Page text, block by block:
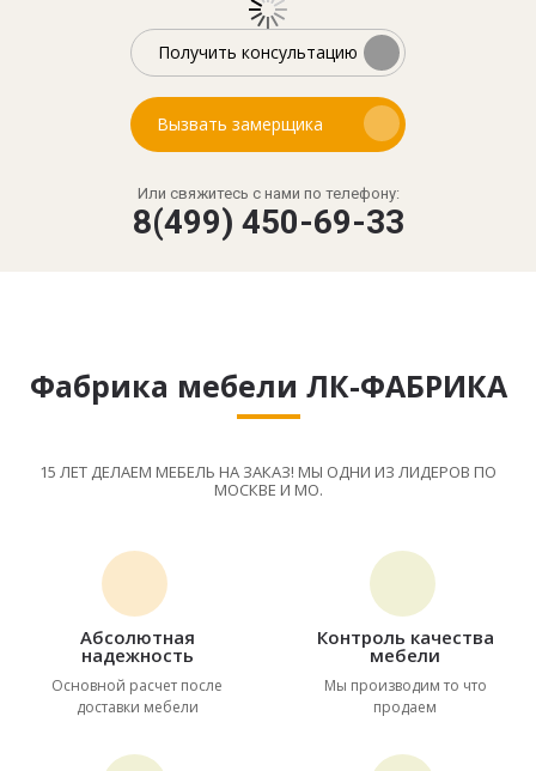
Получить консультацию
Вызвать замерщика
Или свяжитесь с нами по телефону:
8(499) 450-69-33
Фабрика мебели ЛК-ФАБРИКА
15 ЛЕТ ДЕЛАЕМ МЕБЕЛЬ НА ЗАКАЗ! МЫ ОДНИ ИЗ ЛИДЕРОВ ПО
МОСКВЕ И МО.
Абсолютная
надежность
Основной расчет после
доставки мебели
Контроль качества
мебели
Мы производим то что
продаем